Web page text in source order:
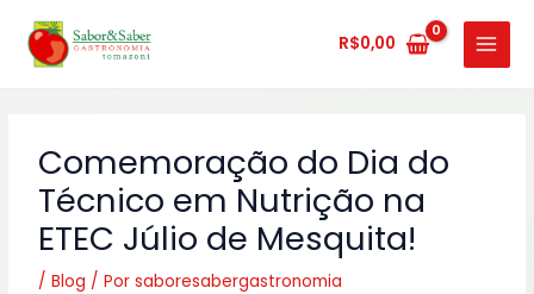
para
R$0,00
MAIN
MENU
Comemoração do Dia do
Técnico em Nutrição na
ETEC Júlio de Mesquita!
/Blog / Porsaboresabergastronomia